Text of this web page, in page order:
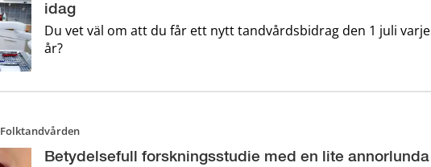
idag
Du vet väl om att du får ett nytt tandvårdsbidrag den 1 juli varje
år?
Folktandvården
Betydelsefull forskningsstudie med en lite annorlunda